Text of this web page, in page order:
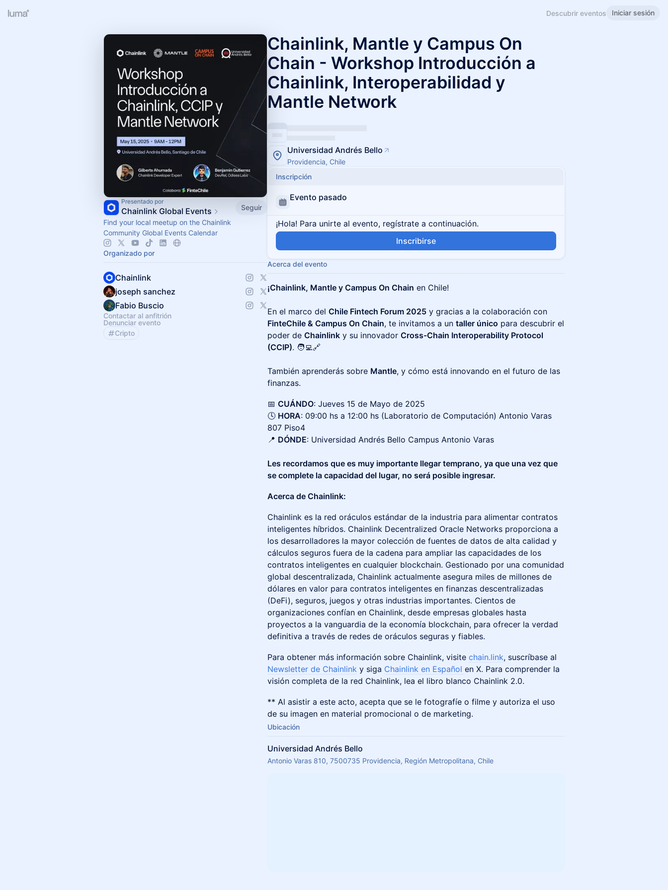
Descubrir eventos Iniciar sesión
Presentado por
Chainlink Global Events
Seguir
Find your local meetup on the Chainlink
Community Global Events Calendar
Organizado por
Chainlink
joseph sanchez
Fabio Buscio
Contactar al anfitrión
Denunciar evento
Cripto
Chainlink, Mantle y Campus On
Chain - Workshop Introducción a
Chainlink, Interoperabilidad y
Mantle Network
Universidad Andrés Bello
Providencia, Chile
Inscripción
Evento pasado
¡Hola! Para unirte al evento, regístrate a continuación.
Inscribirse
Acerca del evento
¡Chainlink, Mantle y Campus On Chain en Chile!
En el marco del Chile Fintech Forum 2025 y gracias a la colaboración con
FinteChile & Campus On Chain, te invitamos a un taller único para descubrir el
poder de Chainlink y su innovador Cross-Chain Interoperability Protocol
(CCIP). 🧑‍💻🔗
También aprenderás sobre Mantle, y cómo está innovando en el futuro de las
finanzas.
​📅 CUÁNDO: Jueves 15 de Mayo de 2025
🕓 HORA: 09:00 hs a 12:00 hs (Laboratorio de Computación) Antonio Varas
807 Piso4
📍 DÓNDE: Universidad Andrés Bello Campus Antonio Varas
Les recordamos que es muy importante llegar temprano, ya que una vez que
se complete la capacidad del lugar, no será posible ingresar.
Acerca de Chainlink:
​​​Chainlink es la red oráculos estándar de la industria para alimentar contratos
inteligentes híbridos. Chainlink Decentralized Oracle Networks proporciona a
los desarrolladores la mayor colección de fuentes de datos de alta calidad y
cálculos seguros fuera de la cadena para ampliar las capacidades de los
contratos inteligentes en cualquier blockchain. Gestionado por una comunidad
global descentralizada, Chainlink actualmente asegura miles de millones de
dólares en valor para contratos inteligentes en finanzas descentralizadas
(DeFi), seguros, juegos y otras industrias importantes. Cientos de
organizaciones confían en Chainlink, desde empresas globales hasta
proyectos a la vanguardia de la economía blockchain, para ofrecer la verdad
definitiva a través de redes de oráculos seguras y fiables.
​​​Para obtener más información sobre Chainlink, visite chain.link, suscríbase al
Newsletter de Chainlink y siga Chainlink en Español en X. Para comprender la
visión completa de la red Chainlink, lea el libro blanco Chainlink 2.0.
​​​** Al asistir a este acto, acepta que se le fotografíe o filme y autoriza el uso
de su imagen en material promocional o de marketing.
Ubicación
Universidad Andrés Bello
Antonio Varas 810, 7500735 Providencia, Región Metropolitana, Chile